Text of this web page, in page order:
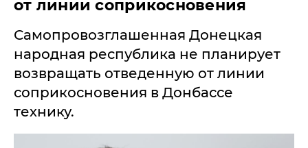
от линии соприкосновения
​Самопровозглашенная Донецкая
народная республика не планирует
возвращать отведенную от линии
соприкосновения в Донбассе
технику.